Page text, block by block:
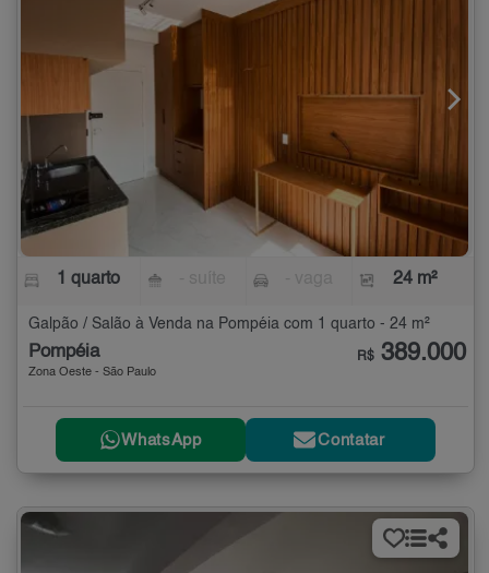
1 quarto 24 m²
Galpão / Salão à Venda na Pompéia com 1 quarto - 24 m²
Pompéia
Zona Oeste - São Paulo
R$ 389.000
WhatsApp Contatar